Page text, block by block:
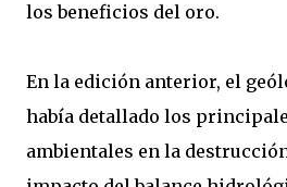
los beneficios del oro.
En la edición anterior, el
había detallado los
ambientales en la